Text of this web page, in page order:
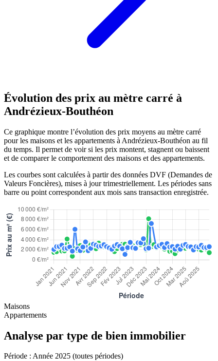
Évolution des prix au mètre carré à
Andrézieux-Bouthéon
Ce graphique montre l’évolution des prix moyens au mètre carré
pour les maisons et les appartements à Andrézieux-Bouthéon au fil
du temps. Il permet de voir si les prix montent, stagnent ou baissent
et de comparer le comportement des maisons et des appartements.
Les courbes sont calculées à partir des données DVF (Demandes de
Valeurs Foncières), mises à jour trimestriellement. Les périodes sans
barre ou point correspondent aux mois sans transaction enregistrée.
Maisons
Appartements
Analyse par type de bien immobilier
Période : Année 2025 (toutes périodes)